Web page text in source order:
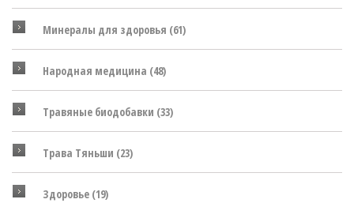
Минералы для здоровья (61)
Народная медицина (48)
Травяные биодобавки (33)
Трава Тяньши (23)
Здоровье (19)